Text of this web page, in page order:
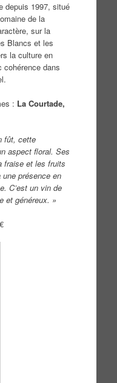
depuis 1997, situé
de la
sur la
Blancs et les
la culture en
cohérence dans
: La Courtade,
fût, cette
aspect floral. Ses
fraise et les fruits
présence en
C’est un vin de
et généreux. »